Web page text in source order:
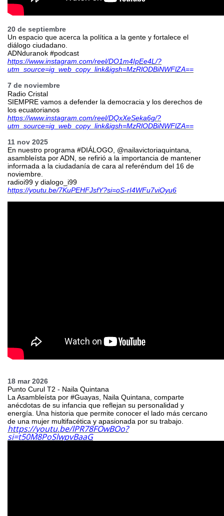
20 de septiembre
Un espacio que acerca la política a la gente y fortalece el
diálogo ciudadano.
ADNduranok #podcast
https://www.instagram.com/reel/DO1m4IpEe4L/?
utm_source=ig_web_copy_link&igsh=MzRlODBiNWFlZA==
7 de noviembre
Radio Cristal
SIEMPRE vamos a defender la democracia y los derechos de
los ecuatorianos
https://www.instagram.com/reel/DQxXeSeka6g/?
utm_source=ig_web_copy_link&igsh=MzRlODBiNWFlZA==
11 nov 2025
En nuestro programa #DIÁLOGO, @nailavictoriaquintana,
asambleísta por ADN, se refirió a la importancia de mantener
informada a la ciudadanía de cara al referéndum del 16 de
noviembre.
radioi99 y dialogo_i99
https://youtu.be/7KuPEHFJsfY?si=oS-rI4WFu7viOyu6
18 mar 2026
Punto Curul T2 - Naila Quintana
La Asambleísta por #Guayas, Naila Quintana, comparte
anécdotas de su infancia que reflejan su personalidad y
energía. Una historia que permite conocer el lado más cercano
de una mujer multifacética y apasionada por su trabajo.
https://youtu.be/lPR78FOwBOo?
si=t50M8PoSlwpvBaaG